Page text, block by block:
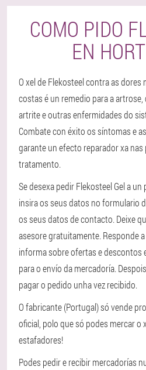
COMO PIDO
EN
O xel de Flekosteel contra as dores
costas é un remedio para a
artrite e outras enfermidades do
Combate con éxito os síntomas e
garante un efecto reparador xa
tratamento.
Se desexa pedir Flekosteel Gel a un
insira os seus datos no formulario
os seus datos de contacto. Deixe
asesore gratuitamente. Responde
informa sobre ofertas e descontos
para o envío da mercadoría.
pagar o pedido unha vez recibido.
O fabricante (Portugal) só vende
oficial, polo que só podes mercar o
estafadores!
Podes pedir e recibir mercadorías